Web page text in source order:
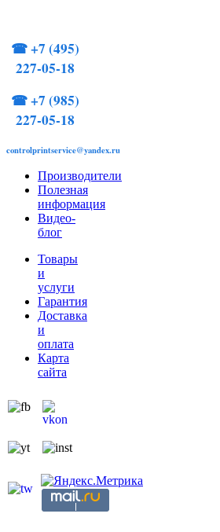
☎+7 (495)
227-05-18
☎+7 (985)
227-05-18
controlprintservice@yandex.ru
Производители
Полезная
информация
Видео-
блог
Товары
и
услуги
Гарантия
Доставка
и
оплата
Карта
сайта